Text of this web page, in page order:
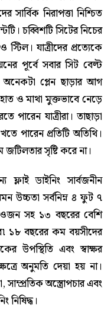
সার্বিক নিরাপত্তা নিশ্চিত
চব্বিশটি সিটের নিচের
স্টিল। যাত্রীদের প্রত্যেকে
পূর্বে সবার সিট বেল্ট
প্লেন ছাড়ার আগ
ও মাথা মুক্তভাবে নেড়ে
যাত্রীরা। তাছাড়া
পারেন প্রতিটি অতিথি।
সৃষ্টি করে না।
ডাইনিং সার্বজনীন
উচ্চতা সর্বনিম্ন ৪ ফুট ৭
সহ ১৩ বছরের বেশি
১৮ বছরের কম বয়সীদের
উপস্থিতি এবং স্বাক্ষর
অনুমতি দেয়া হয় না।
অস্ত্রোপচার এবং
নিষিদ্ধ।